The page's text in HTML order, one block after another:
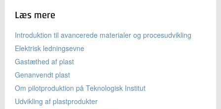
Læs mere
Introduktion til avancerede materialer og procesudvikling
Elektrisk ledningsevne
Gastæthed af plast
Genanvendt plast
Om pilotproduktion på Teknologisk Institut
Udvikling af plastprodukter